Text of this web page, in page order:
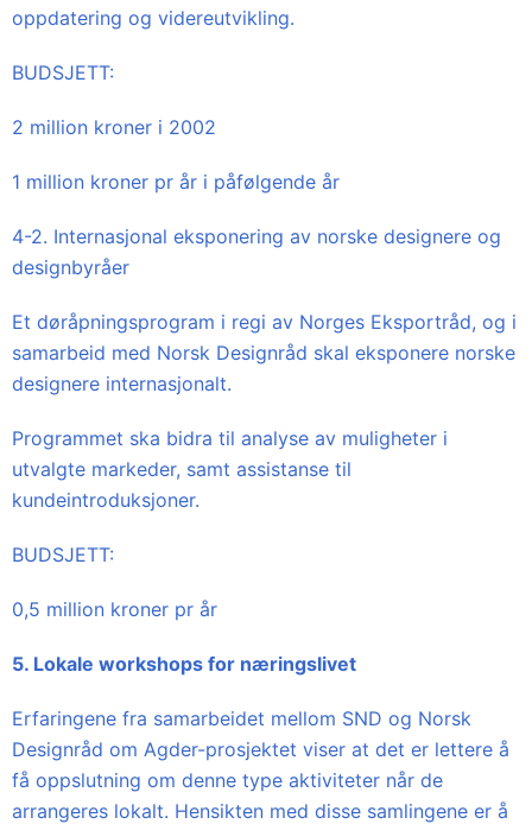
oppdatering og videreutvikling.
BUDSJETT:
2 million kroner i 2002
1 million kroner pr år i påfølgende år
4-2. Internasjonal eksponering av norske designere og
designbyråer
Et døråpningsprogram i regi av Norges Eksportråd, og i
samarbeid med Norsk Designråd skal eksponere norske
designere internasjonalt.
Programmet ska bidra til analyse av muligheter i
utvalgte markeder, samt assistanse til
kundeintroduksjoner.
BUDSJETT:
0,5 million kroner pr år
5. Lokale workshops for næringslivet
Erfaringene fra samarbeidet mellom SND og Norsk
Designråd om Agder-prosjektet viser at det er lettere å
få oppslutning om denne type aktiviteter når de
arrangeres lokalt. Hensikten med disse samlingene er å